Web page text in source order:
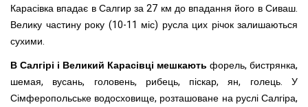
Карасівка впадає в Салгир за 27 км до впадання його в Сиваш.
Велику частину року (10-11 міс) русла цих річок залишаються
сухими.
В Салгірі і Великий Карасівці мешкають форель, бистрянка,
шемая, вусань, головень, рибець, піскар, ян, голець. У
Сімферопольське водосховище, розташоване на руслі Салгіра,